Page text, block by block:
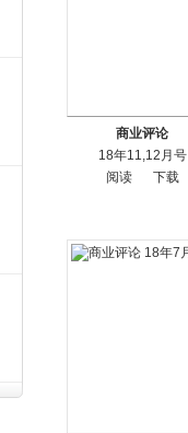
商业评论
18年11,12月号
阅读
下载